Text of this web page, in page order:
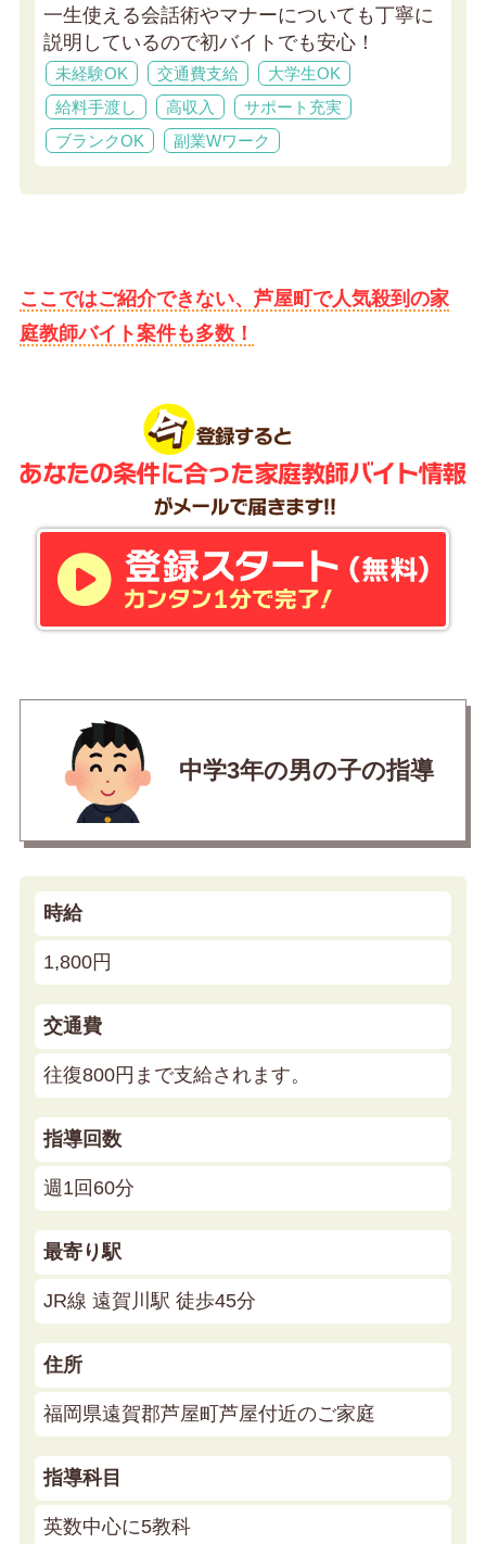
一生使える会話術やマナーについても丁寧に
説明しているので初バイトでも安心！
未経験OK 交通費支給
大学生OK
給料手渡し
高収入
サポート充実
ブランクOK
副業Wワーク
ここではご紹介できない、芦屋町で人気殺到の家
庭教師バイト案件も多数！
中学3年の男の子の指導
時給
1,800円
交通費
往復800円まで支給されます。
指導回数
週1回60分
最寄り駅
JR線 遠賀川駅 徒歩45分
住所
福岡県遠賀郡芦屋町芦屋付近のご家庭
指導科目
英数中心に5教科